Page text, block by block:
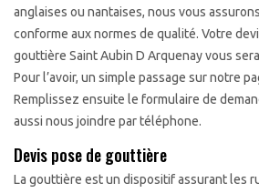
anglaises ou nantaises, nous vous
conforme aux normes de qualité. Votre
gouttière Saint Aubin D Arquenay vous
Pour l’avoir, un simple passage sur notre
Remplissez ensuite le formulaire de
aussi nous joindre par téléphone.
Devis pose de gouttière
La gouttière est un dispositif assurant les